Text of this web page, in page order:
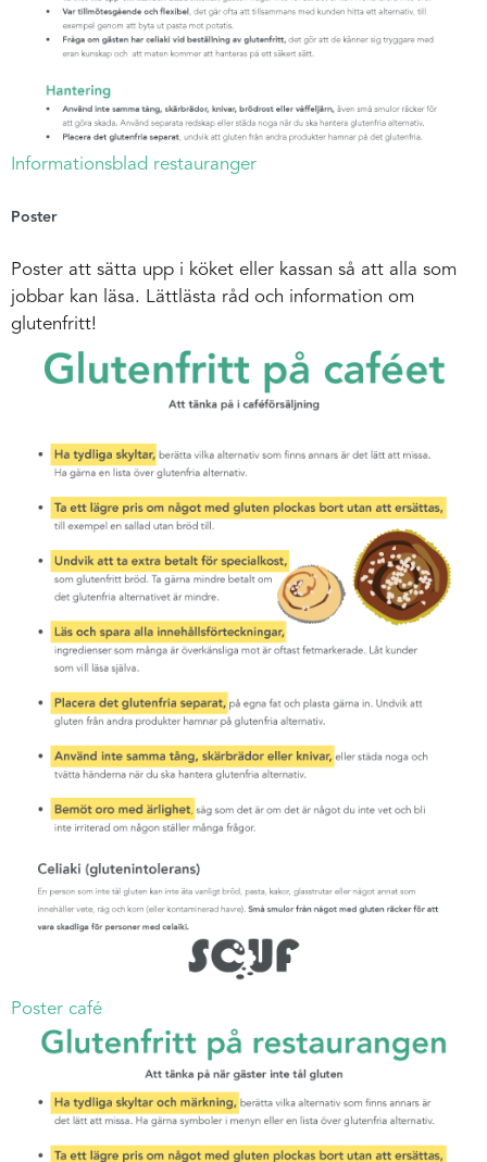
Informationsblad restauranger
Poster
Poster att sätta upp i köket eller kassan så att alla som
jobbar kan läsa. Lättlästa råd och information om
glutenfritt!
Poster café